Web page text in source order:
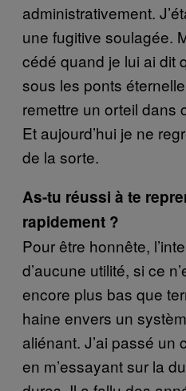
administrativement.
une fugitive soulagée.
cédé quand je lui ai dit
sous les ponts
remettre un orteil dans
Et aujourd’hui je ne
de la sorte.
As-tu réussi à te
rapidement ?
Pour être honnête,
d’aucune utilité, si ce
encore plus bas que
haine envers un
aliénant. J’ai passé
en m’essayant sur la